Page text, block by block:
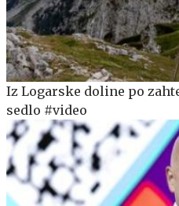
Iz Logarske doline po
sedlo #video